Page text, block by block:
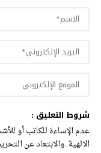
شروط التعليق :
عدم الإساءة للكاتب أو
الالهية. والابتعاد عن